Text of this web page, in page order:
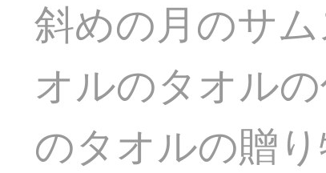
斜めの月のサ
オルのタオル
のタオルの贈